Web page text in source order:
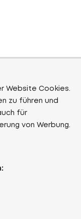
Website Cookies.
zu führen und
für
von Werbung.